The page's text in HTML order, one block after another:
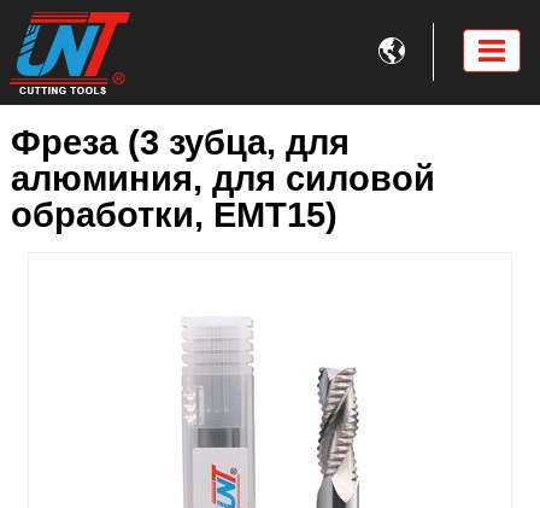

Фреза (3 зубца, для
алюминия, для силовой
обработки, EMT15)